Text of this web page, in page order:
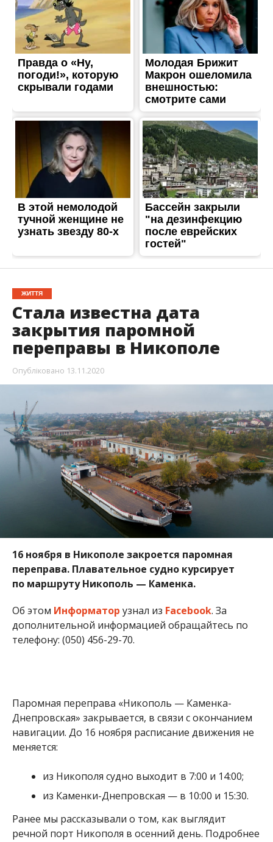
ЖИТТЯ
Стала известна дата
закрытия паромной
переправы в Никополе
Опубліковано13.11.2020
16 ноября в Никополе закроется паромная
переправа. Плавательное судно курсирует
по маршруту Никополь — Каменка.
Об этомИнформаторузнал изFacebook. За
дополнительной информацией обращайтесь по
телефону: (050) 456-29-70.
Паромная переправа «Никополь — Каменка-
навигации. До 16 ноября расписание движения не
меняется:
из Никополя судно выходит в 7:00 и 14:00;
из Каменки-Днепровская — в 10:00 и 15:30.
Ранее мы рассказывали о том, как выглядит
Алена Радченко